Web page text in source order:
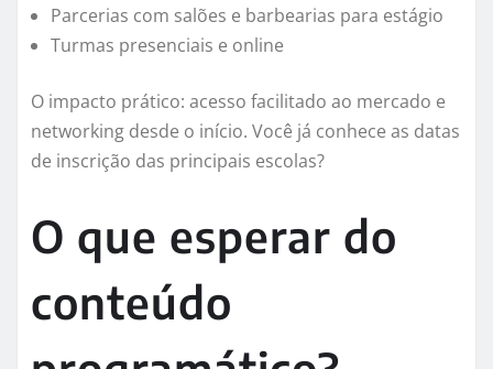
Parcerias com salões e barbearias para estágio
Turmas presenciais e online
O impacto prático: acesso facilitado ao mercado e
networking desde o início. Você já conhece as datas
de inscrição das principais escolas?
O que esperar do
conteúdo